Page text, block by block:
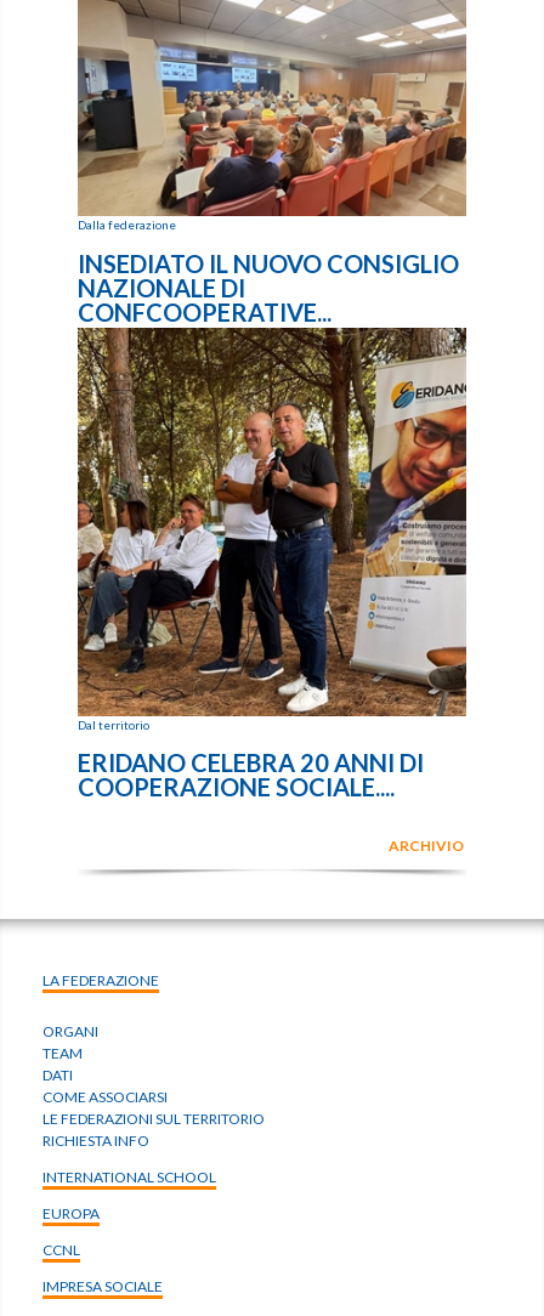
Dalla federazione
INSEDIATO IL NUOVO CONSIGLIO
NAZIONALE DI
CONFCOOPERATIVE...
Dal territorio
ERIDANO CELEBRA 20 ANNI DI
COOPERAZIONE SOCIALE....
ARCHIVIO
LA FEDERAZIONE
ORGANI
TEAM
DATI
COME ASSOCIARSI
LE FEDERAZIONI SUL TERRITORIO
RICHIESTA INFO
INTERNATIONAL SCHOOL
EUROPA
CCNL
IMPRESA SOCIALE